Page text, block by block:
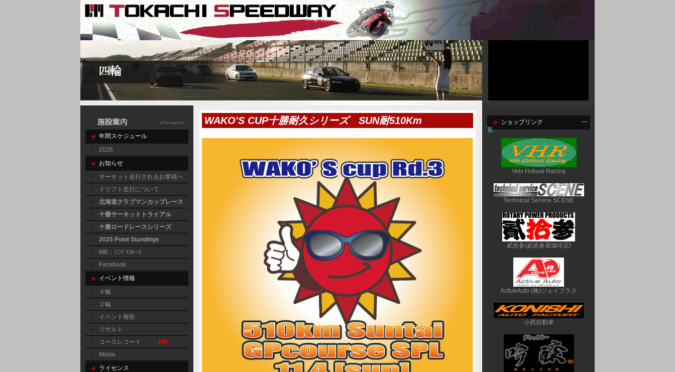
年間スケジュール
2026
お知らせ
サーキット走行されるお客様へ
ドリフト走行について
北海道クラブマンカップレース
十勝サーキットトライアル
十勝ロードレースシリーズ
2025 Point Standings
MB：ﾐﾆﾊﾞｲｸﾚｰｽ
Facebook
イベント情報
４輪
２輪
イベント報告
リザルト
コースレコード
NR
Movie
ライセンス
WAKO'S CUP十勝耐久シリーズ SUN耐510Km ショップリンク
一
覧
Vets Hokuai Racing
Technical Service SCENE
貳拾参(貳拾参屋珈琲店)
ActiveAuto (株)ジェイプラス
小西自動車